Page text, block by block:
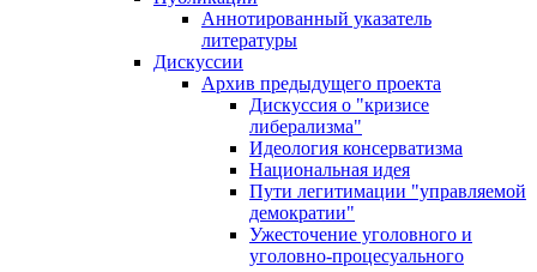
Аннотированный указатель
литературы
Дискуссии
Архив предыдущего проекта
Дискуссия о "кризисе
либерализма"
Идеология консерватизма
Национальная идея
Пути легитимации "управляемой
демократии"
Ужесточение уголовного и
уголовно-процесуального